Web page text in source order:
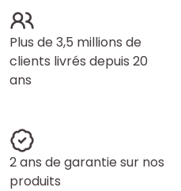
Plus de 3,5 millions de
clients livrés depuis 20
ans
2 ans de garantie sur nos
produits